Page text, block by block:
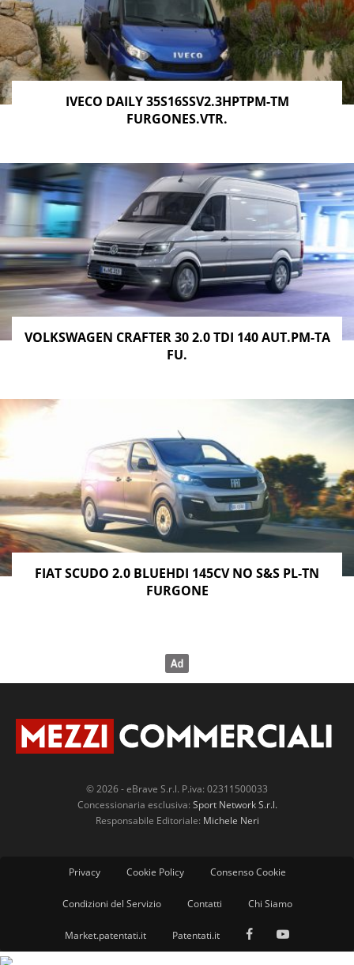
IVECO DAILY 35S16SSV2.3HPTPM-TM
FURGONES.VTR.
VOLKSWAGEN CRAFTER 30 2.0 TDI 140 AUT.PM-TA
FU.
FIAT SCUDO 2.0 BLUEHDI 145CV NO S&S PL-TN
FURGONE
© 2026 - eBrave S.r.l. P.iva: 02311500033
Concessionaria esclusiva: Sport Network S.r.l.
Responsabile Editoriale: Michele Neri
Privacy Cookie Policy Consenso Cookie
Condizioni del Servizio Contatti Chi Siamo
Market.patentati.it Patentati.it